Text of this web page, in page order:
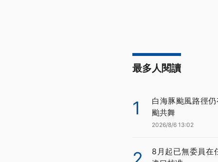
最多人閱讀
1
白海豚颱風路徑
颱共舞
2026/8/6 13:02
8月起已無委員在